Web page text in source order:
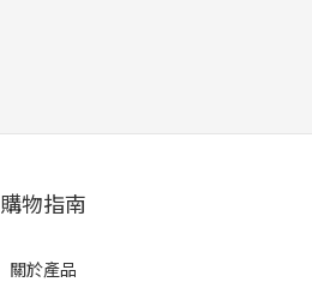
購物指南
關於產品